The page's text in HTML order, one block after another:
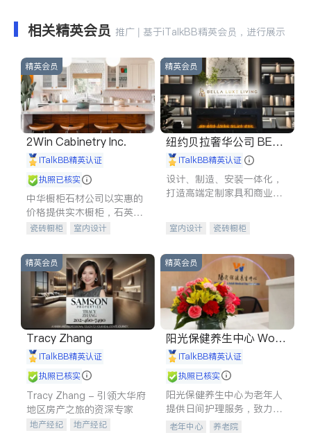
相关精英会员 推广 | 基于iTalkBB精英会员，进行展示
精英会员
2Win Cabinetry Inc.
iTalkBB精英认证
执照已核实
中华橱柜石材公司以实惠的
价格提供实木橱柜，石英石
台面，多种优质不锈钢水
质厨房，家的选择。
瓷砖橱柜
室内设计
室内装修
精英会员
纽约贝拉奢华公司 BELL
A LUXE
iTalkBB精英认证
设计、制造、安装一体化，
打造高端定制家具和商业空
室内设计
瓷砖橱柜
售前软装staging
室内装修
精英会员
Tracy Zhang
iTalkBB精英认证
执照已核实
Tracy Zhang - 引领大华府
地区房产之旅的资深专家
地产经纪
地产经纪
精英会员
阳光保健养生中心 World
shine
iTalkBB精英认证
执照已核实
阳光保健养生中心为老年人
提供日间护理服务，致力于
通过持续的护理创新来有效
老年中心 养老院